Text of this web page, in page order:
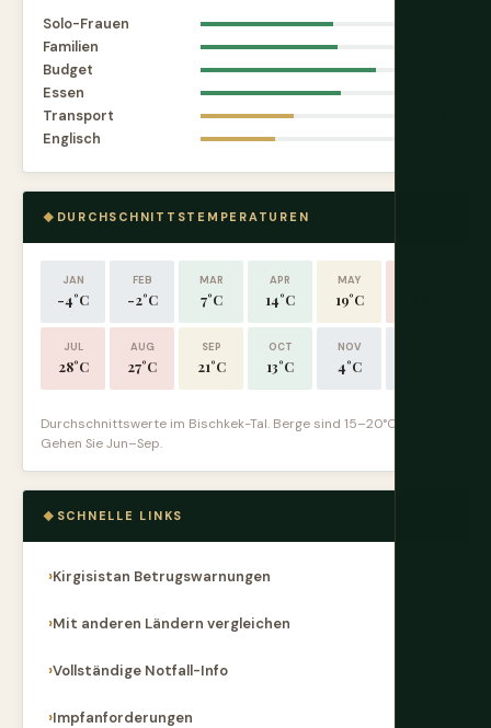
Solo-Frauen
Familien
Budget
Essen
Transport
Englisch
DURCHSCHNITTSTEMPERATUREN
JAN
-4°C
FEB
-2°C
MAR
7°C
APR
14°C
MAY
19°C
JUL
28°C
AUG
27°C
SEP
21°C
OCT
13°C
NOV
4°C
Durchschnittswerte im Bischkek-Tal. Berge sind 15–20°C kälter.
Gehen Sie Jun–Sep.
SCHNELLE LINKS
Kirgisistan Betrugswarnungen
Mit anderen Ländern vergleichen
Vollständige Notfall-Info
Impfanforderungen